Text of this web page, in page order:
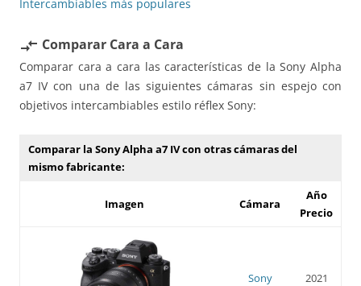
Intercambiables más populares
compare_arrows Comparar Cara a Cara
Comparar cara a cara las características de la Sony Alpha
a7 IV con una de las siguientes cámaras sin espejo con
objetivos intercambiables estilo réflex Sony:
Comparar la Sony Alpha a7 IV con otras cámaras del
mismo fabricante:
Imagen Cámara
Año
Precio
Sony
2021